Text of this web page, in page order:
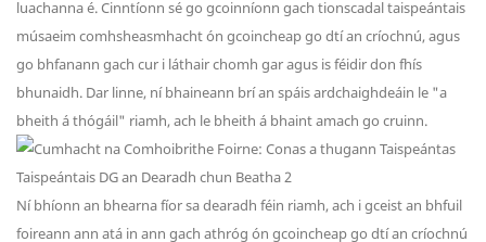
luachanna é. Cinntíonn sé go gcoinníonn gach tionscadal taispeántais
músaeim comhsheasmhacht ón gcoincheap go dtí an críochnú, agus
go bhfanann gach cur i láthair chomh gar agus is féidir don fhís
bhunaidh. Dar linne, ní bhaineann brí an spáis ardchaighdeáin le "a
bheith á thógáil" riamh, ach le bheith á bhaint amach go cruinn.
Ní bhíonn an bhearna fíor sa dearadh féin riamh, ach i gceist an bhfuil
foireann ann atá in ann gach athróg ón gcoincheap go dtí an críochnú